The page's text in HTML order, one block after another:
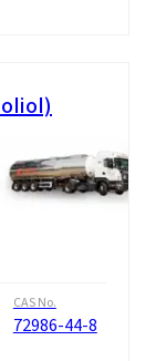
CAS No.
72986-44-8